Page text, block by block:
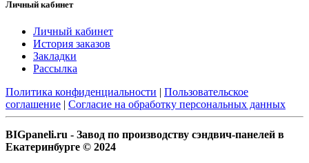
Личный кабинет
Личный кабинет
История заказов
Закладки
Рассылка
Политика конфиденциальности | Пользовательское
соглашение | Согласие на обработку персональных данных
BIGpaneli.ru - Завод по производству сэндвич-панелей в
Екатеринбурге © 2024